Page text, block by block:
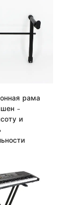
рама
-
и